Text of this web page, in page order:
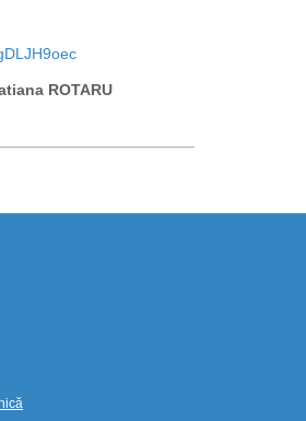
ROTARU